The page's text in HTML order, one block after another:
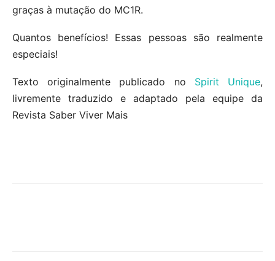
graças à mutação do MC1R.
Quantos benefícios! Essas pessoas são realmente
especiais!
Texto originalmente publicado no Spirit Unique,
livremente traduzido e adaptado pela equipe da
Revista Saber Viver Mais